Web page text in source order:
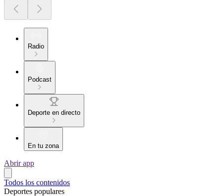
Radio
Podcast
Deporte en directo
En tu zona
Abrir app
Todos los contenidos
Deportes populares